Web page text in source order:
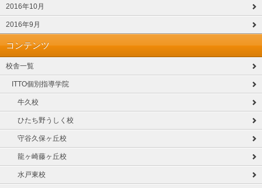
2016年10月
2016年9月
コンテンツ
校舎一覧
ITTO個別指導学院
牛久校
ひたち野うしく校
守谷久保ヶ丘校
龍ヶ崎藤ヶ丘校
水戸東校